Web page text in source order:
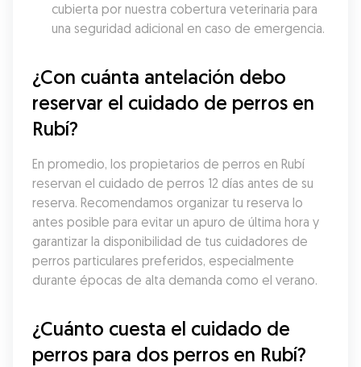
cubierta por nuestra cobertura veterinaria para
una seguridad adicional en caso de emergencia.
¿Con cuánta antelación debo
reservar el cuidado de perros en
Rubí?
En promedio, los propietarios de perros en Rubí
reservan el cuidado de perros 12 días antes de su
reserva. Recomendamos organizar tu reserva lo
antes posible para evitar un apuro de última hora y
garantizar la disponibilidad de tus cuidadores de
perros particulares preferidos, especialmente
durante épocas de alta demanda como el verano.
¿Cuánto cuesta el cuidado de
perros para dos perros en Rubí?